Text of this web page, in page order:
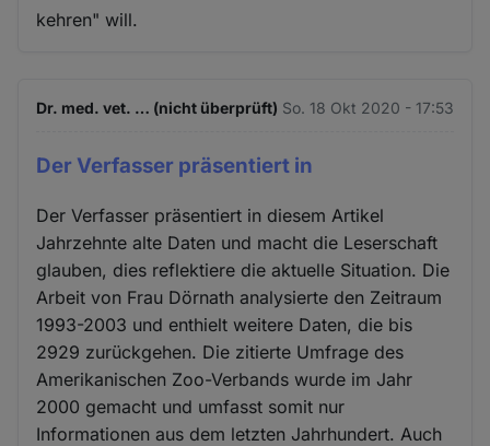
kehren" will.
Dr. med. vet. … (nicht überprüft) So. 18 Okt 2020 - 17:53
Der Verfasser präsentiert in
Der Verfasser präsentiert in diesem Artikel
Jahrzehnte alte Daten und macht die Leserschaft
glauben, dies reflektiere die aktuelle Situation. Die
Arbeit von Frau Dörnath analysierte den Zeitraum
1993-2003 und enthielt weitere Daten, die bis
2929 zurückgehen. Die zitierte Umfrage des
Amerikanischen Zoo-Verbands wurde im Jahr
2000 gemacht und umfasst somit nur
Informationen aus dem letzten Jahrhundert. Auch